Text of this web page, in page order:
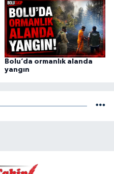
Bolu’da ormanlık alanda
yangın